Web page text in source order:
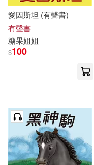
愛因斯坦 (有聲書)
有聲書
糖果姐姐
$100